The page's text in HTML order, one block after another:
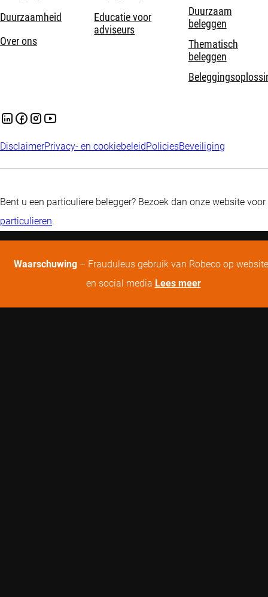
Duurzaamheid
Over ons
Educatie voor
adviseurs
Duurzaam
beleggen
Thematisch
beleggen
DisclaimerPrivacy- en cookiebeleidPoliciesBeveiliging
Bent u een particuliere belegger? Bezoek dan onze website voor
particulieren.
Waarschuwing – Frauduleus gebruik van Robeco op
en social media Lees meer